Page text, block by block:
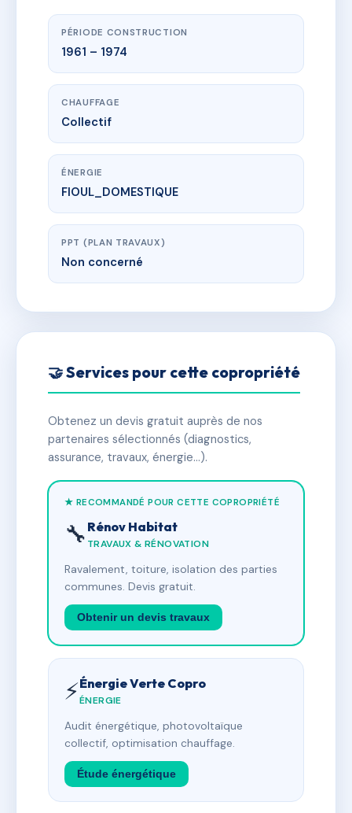
PÉRIODE CONSTRUCTION
1961 – 1974
CHAUFFAGE
Collectif
ÉNERGIE
FIOUL_DOMESTIQUE
PPT (PLAN TRAVAUX)
Non concerné
🤝 Services pour cette copropriété
Obtenez un devis gratuit auprès de nos
partenaires sélectionnés (diagnostics,
assurance, travaux, énergie…).
★ RECOMMANDÉ POUR CETTE COPROPRIÉTÉ
🔧 Rénov Habitat
TRAVAUX & RÉNOVATION
Ravalement, toiture, isolation des parties
communes. Devis gratuit.
Obtenir un devis travaux
⚡Énergie Verte Copro
ÉNERGIE
Audit énergétique, photovoltaïque
collectif, optimisation chauffage.
Étude énergétique